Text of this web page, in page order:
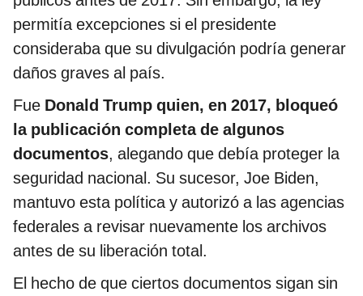
permitía excepciones si el presidente
consideraba que su divulgación podría generar
daños graves al país.
Fue Donald Trump quien, en 2017, bloqueó
la publicación completa de algunos
documentos, alegando que debía proteger la
seguridad nacional. Su sucesor, Joe Biden,
mantuvo esta política y autorizó a las agencias
federales a revisar nuevamente los archivos
antes de su liberación total.
El hecho de que ciertos documentos sigan sin